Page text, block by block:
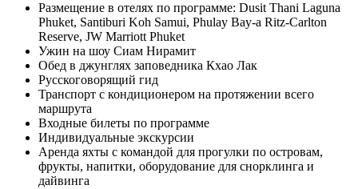
Размещение в отелях по программе: Dusit Thani Laguna
Phuket, Santiburi Koh Samui, Phulay Bay-a Ritz-Carlton
Reserve, JW Marriott Phuket
Ужин на шоу Сиам Нирамит
Обед в джунглях заповедника Кхао Лак
Русскоговорящий гид
Транспорт с кондиционером на протяжении всего
маршрута
Входные билеты по программе
Индивидуальные экскурсии
Аренда яхты с командой для прогулки по островам,
фрукты, напитки, оборудование для снорклинга и
дайвинга